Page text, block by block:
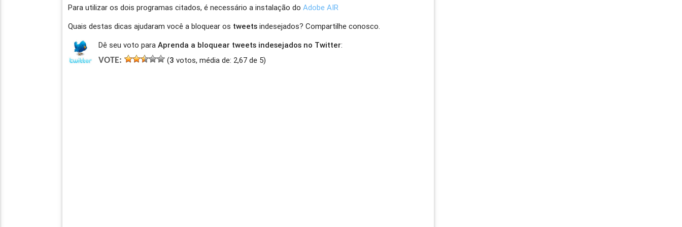
Para utilizar os dois programas citados, é necessário a instalação doAdobe AIR
Quais destas dicas ajudaram você a bloquear os tweets indesejados? Compartilhe conosco.
Dê seu voto paraAprenda a bloquear tweets indesejados no Twitter:
VOTE:
(3 votos, média de: 2,67 de 5)